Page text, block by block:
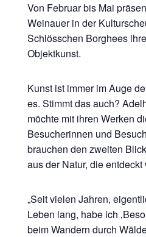
Von Februar bis Mai
Weinauer in der
Schlösschen Borghees
Objektkunst.
Kunst ist immer im Auge
es. Stimmt das auch?
möchte mit ihren Werken
Besucherinnen und
brauchen den zweiten
aus der Natur, die
„Seit vielen Jahren,
Leben lang, habe ich
beim Wandern durch